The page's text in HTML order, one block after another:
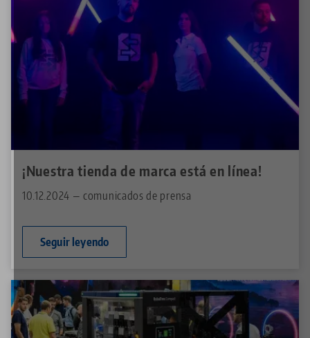
¡Nuestra tienda de marca está en línea!
10.12.2024 — comunicados de prensa
Seguir leyendo